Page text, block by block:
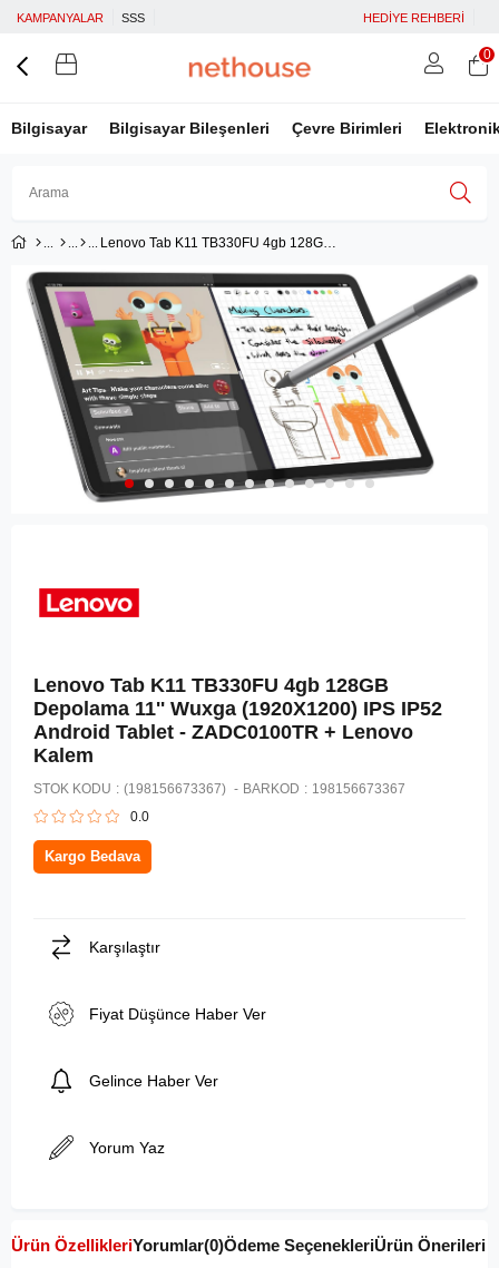
KAMPANYALAR SSS HEDİYE REHBERİ
Bilgisayar Bilgisayar Bileşenleri Çevre Birimleri
Facebook İle Bağlan
Google İle Bağlan
0
Lenovo Tab K11 TB330FU 4gb 128GB Depolama 11'' Wuxga (1920X1200) IPS IP52 Android Tablet - ZADC0100TR + Lenovo Kalem
Lenovo Tab K11 TB330FU 4gb 128GB
Depolama 11'' Wuxga (1920X1200) IPS IP52
Android Tablet - ZADC0100TR + Lenovo
Kalem
STOK KODU (198156673367) BARKOD : 198156673367
0.0
Kargo Bedava
Karşılaştır
Fiyat Düşünce Haber Ver
Gelince Haber Ver
Yorum Yaz
Ürün ÖzellikleriYorumlar(0)Ödeme SeçenekleriÜrün Önerileri